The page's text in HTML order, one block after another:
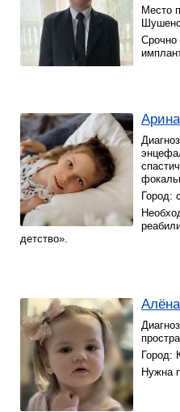
Место
Срочно
Город:
детство».
Город:
Нужна